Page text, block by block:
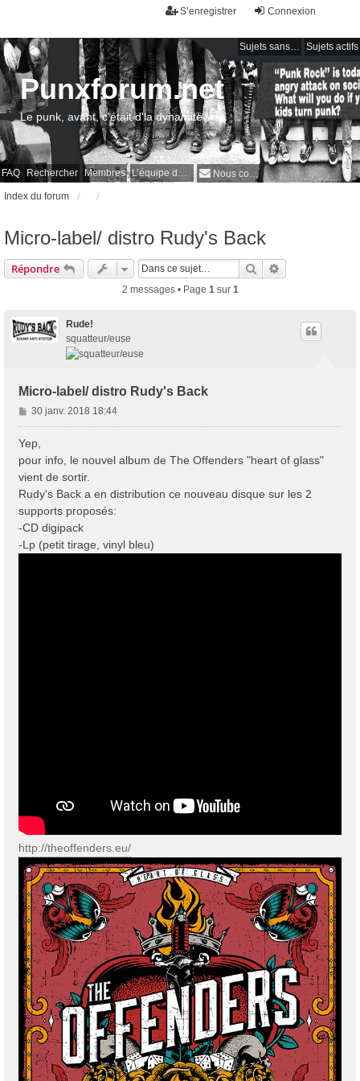
Connexion
S’enregistrer
Sujets sans réponse Sujets actifs
FAQ Rechercher Membres L’équipe du forum Nous contacter
Punxforum.net
Le punk, avant, c'était d'la dynamite !
Index du forum
Micro-label/ distro Rudy's Back
Répondre Rechercher
2 messages • Page 1sur 1
Rude!
squatteur/euse
Micro-label/ distro Rudy's Back
M
e
s
a
g
e
30 janv. 2018 18:44
Yep,
pour info, le nouvel album de The Offenders "heart of glass"
vient de sortir.
Rudy's Back a en distribution ce nouveau disque sur les 2
supports proposés:
-CD digipack
-Lp (petit tirage, vinyl bleu)
http://theoffenders.eu/